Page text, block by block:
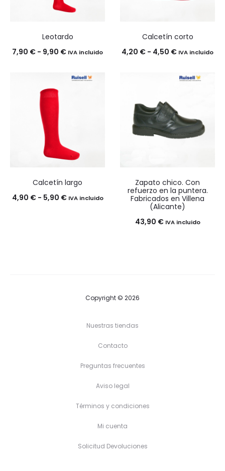
Leotardo
7,90 € - 9,90 €Rango
precios:
IVA incluido
Calcetín corto
4,20 € - 4,50 €Rango
precios:
4,20 €
hasta
4,50 €
IVA incluido
Calcetín largo
4,90 € - 5,90 €Rango
IVA incluido
Zapato chico. Con
refuerzo en la puntera.
Fabricados en Villena
(Alicante)
43,90 € IVA incluido
Copyright © 2026
Nuestras tiendas
Contacto
Preguntas frecuentes
Aviso legal
Términos y condiciones
Mi cuenta
Solicitud Devoluciones